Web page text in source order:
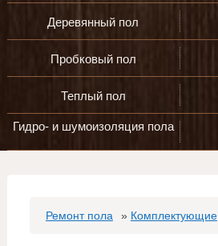
Деревянный пол
Пробковый пол
Теплый пол
Гидро- и шумоизоляция пола
Ремонт пола » Комплектующие